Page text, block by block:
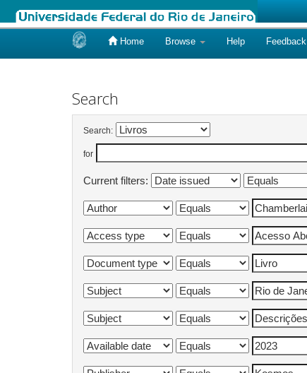
Home Browse Help Feedback
Search
Search:
for
Current filters: